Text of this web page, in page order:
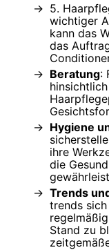
5.
wichtiger
kann das
das
Beratung:
Hygiene
ihre
die
Trends
trends
Stand zu